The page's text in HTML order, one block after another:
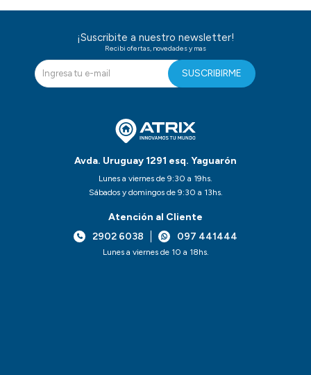
Avda. Uruguay 1291 esq. Yaguarón
Lunes a viernes de 9:30 a 19hs.
Sábados y domingos de 9:30 a 13hs.
Atención al Cliente
2902 6038
097 441444
Lunes a viernes de 10 a 18hs.
¡Suscribite a nuestro newsletter!
Recibi ofertas, novedades y mas
SUSCRIBIRME